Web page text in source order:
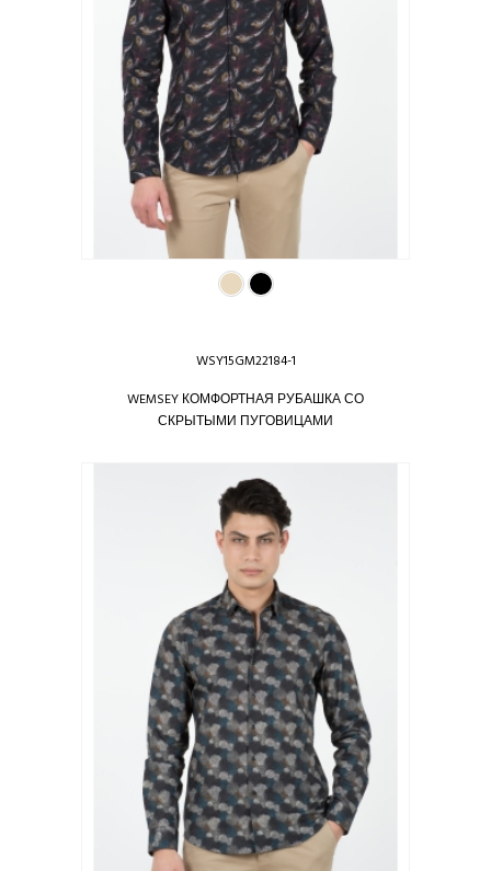
WSY15GM22184-1
WEMSEY КОМФОРТНАЯ РУБАШКА СО
СКРЫТЫМИ ПУГОВИЦАМИ